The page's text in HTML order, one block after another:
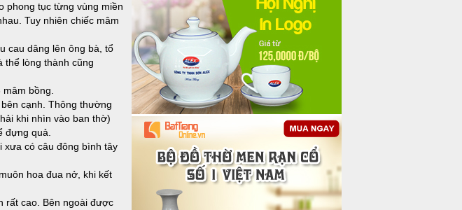
phong tục từng vùng miền
Tuy nhiên chiếc mâm
cau dâng lên ông bà, tổ
thể lòng thành cũng
bồng.
cạnh. Thông thường
khi nhìn vào ban thờ)
đựng quả.
xưa có câu đông bình tây
hoa đua nở, khi kết
rất cao. Bên ngoài được